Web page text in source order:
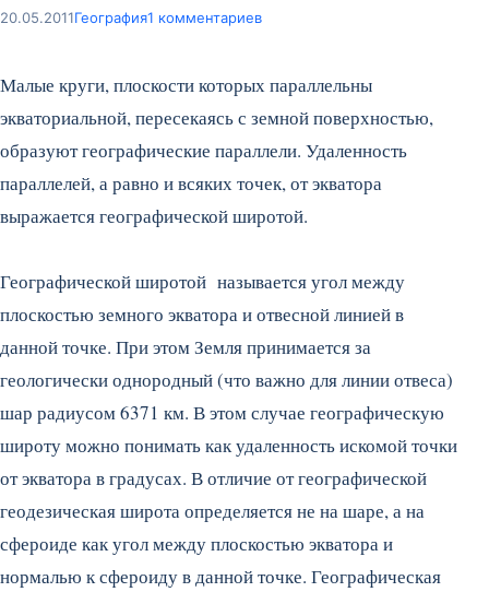
20.05.2011География1 комментариев
Малые круги, плоскости которых параллельны
экваториальной, пересекаясь с земной поверхностью,
образуют географические параллели. Удаленность
параллелей, а равно и всяких точек, от экватора
выражается географической широтой.
Географической широтой называется угол между
плоскостью земного экватора и отвесной линией в
данной точке. При этом Земля принимается за
геологически однородный (что важно для линии отвеса)
шар радиусом 6371 км. В этом случае географическую
широту можно понимать как удаленность искомой точки
от экватора в градусах. В отличие от географической
геодезическая широта определяется не на шаре, а на
сфероиде как угол между плоскостью экватора и
нормалью к сфероиду в данной точке. Географическая